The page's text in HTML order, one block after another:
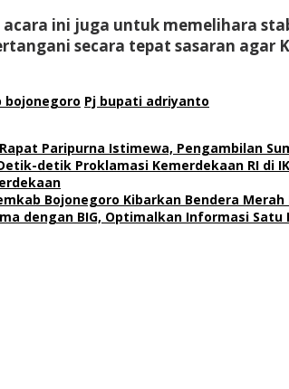
ini juga untuk memelihara
secara tepat sasaran
bojonegoro Pj bupati adriyanto
Paripurna Istimewa, Pengambilan
detik Proklamasi Kemerdekaan RI di
Bojonegoro Kibarkan Bendera
dengan BIG, Optimalkan Informasi Satu